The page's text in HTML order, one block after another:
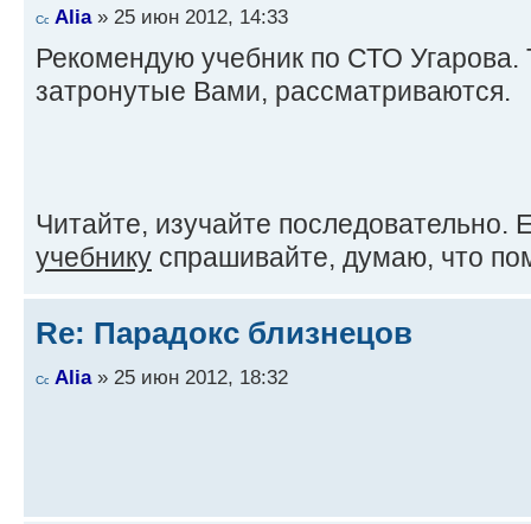
Alia» 25 июн 2012, 14:33
Рекомендую учебник по СТО
затронутые Вами, рассматриваются.
Читайте, изучайте последовательно.
учебнику спрашивайте, думаю, что
Re: Парадокс близнецов
Alia» 25 июн 2012, 18:32